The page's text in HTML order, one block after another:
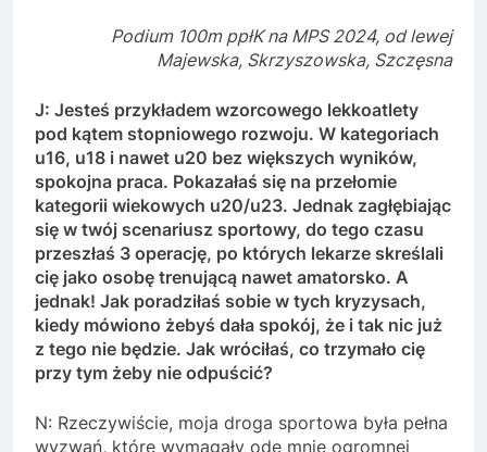
Podium 100m ppłK na MPS 2024, od lewej
Majewska, Skrzyszowska, Szczęsna
J: Jesteś przykładem wzorcowego lekkoatlety
pod kątem stopniowego rozwoju. W kategoriach
u16, u18 i nawet u20 bez większych wyników,
spokojna praca. Pokazałaś się na przełomie
kategorii wiekowych u20/u23. Jednak zagłębiając
się w twój scenariusz sportowy, do tego czasu
przeszłaś 3 operację, po których lekarze skreślali
cię jako osobę trenującą nawet amatorsko. A
jednak! Jak poradziłaś sobie w tych kryzysach,
kiedy mówiono żebyś dała spokój, że i tak nic już
z tego nie będzie. Jak wróciłaś, co trzymało cię
przy tym żeby nie odpuścić?
N: Rzeczywiście, moja droga sportowa była pełna
wyzwań, które wymagały ode mnie ogromnej